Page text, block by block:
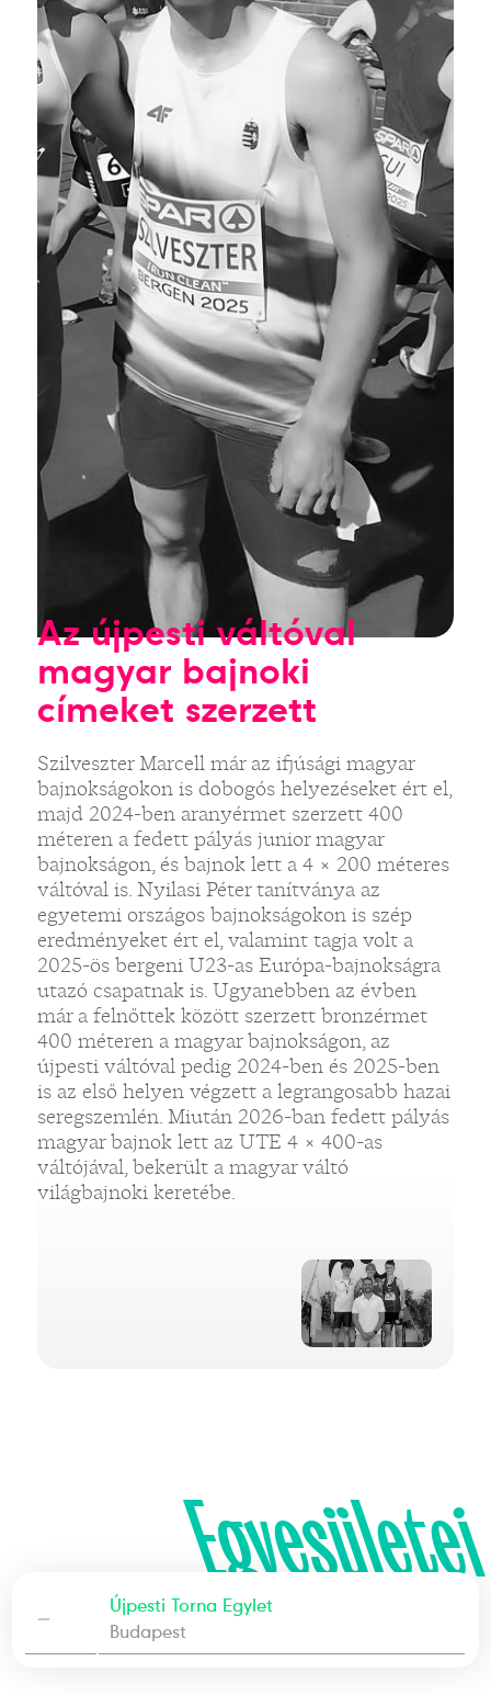
Az újpesti váltóval
magyar bajnoki
címeket szerzett
Szilveszter Marcell már az ifjúsági magyar
bajnokságokon is dobogós helyezéseket ért el,
majd 2024-ben aranyérmet szerzett 400
méteren a fedett pályás junior magyar
bajnokságon, és bajnok lett a 4 × 200 méteres
váltóval is. Nyilasi Péter tanítványa az
egyetemi országos bajnokságokon is szép
eredményeket ért el, valamint tagja volt a
2025-ös bergeni U23-as Európa-bajnokságra
utazó csapatnak is. Ugyanebben az évben
már a felnőttek között szerzett bronzérmet
400 méteren a magyar bajnokságon, az
újpesti váltóval pedig 2024-ben és 2025-ben
is az első helyen végzett a legrangosabb hazai
seregszemlén. Miután 2026-ban fedett pályás
magyar bajnok lett az UTE 4 × 400-as
váltójával, bekerült a magyar váltó
világbajnoki keretébe.
Egyesületei
—
Újpesti Torna Egylet
Budapest